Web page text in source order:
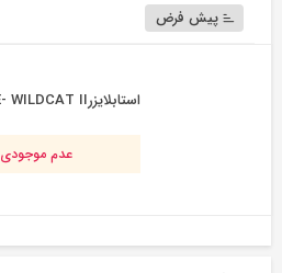
پیش فرض
استابلایزرIFOOTAGE- WILDCAT II
عدم موجودی